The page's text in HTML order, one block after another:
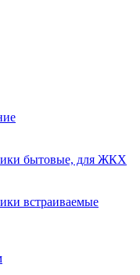
бытовые, для ЖКХ
встраиваемые